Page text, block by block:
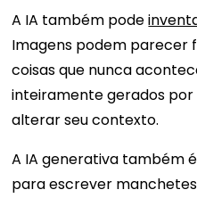
A IA também pode
Imagens podem parecer
coisas que nunca
inteiramente gerados por
alterar seu contexto.
A IA generativa também
para escrever